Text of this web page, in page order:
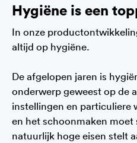
Hygiëne is een
In onze
altijd op hygiëne.
De afgelopen jaren is
onderwerp geweest op de
instellingen en particuliere
en het schoonmaken moet
natuurlijk hoge eisen stelt